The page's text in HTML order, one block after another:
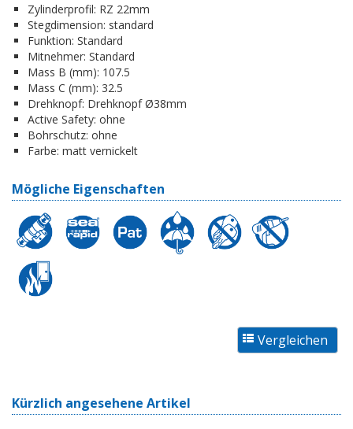
Zylinderprofil: RZ 22mm
Stegdimension: standard
Funktion: Standard
Mitnehmer: Standard
Mass B (mm): 107.5
Mass C (mm): 32.5
Drehknopf: Drehknopf Ø38mm
Active Safety: ohne
Bohrschutz: ohne
Farbe: matt vernickelt
Mögliche Eigenschaften
Kürzlich angesehene Artikel